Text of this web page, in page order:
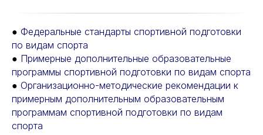
● Федеральные стандарты спортивной подготовки
по видам спорта
● Примерные дополнительные образовательные
программы спортивной подготовки по видам спорта
● Организационно-методические рекомендации к
примерным дополнительным образовательным
программам спортивной подготовки по видам
спорта